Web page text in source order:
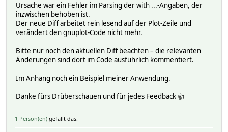
Ursache war ein Fehler im Parsing der with ...-Angaben, der
inzwischen behoben ist.
Der neue Diff arbeitet rein lesend auf der Plot-Zeile und
verändert den gnuplot-Code nicht mehr.
Bitte nur noch den aktuellen Diff beachten – die relevanten
Änderungen sind dort im Code ausführlich kommentiert.
Im Anhang noch ein Beispiel meiner Anwendung.
Danke fürs Drüberschauen und für jedes Feedback 👍
1 Person(en) gefällt das.